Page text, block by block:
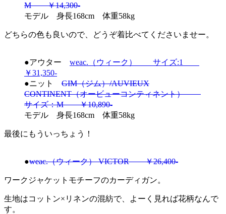
M ￥14,300-
モデル 身長168cm 体重58kg
どちらの色も良いので、どうぞ着比べてくださいませー。
●アウター weac.（ウィーク） サイズ:1
￥31,350-
●ニット GIM（ジム）/AUVIEUX
CONTINENT（オービューコンティネント）
サイズ：M ￥10,890-
モデル 身長168cm 体重58kg
最後にもういっちょう！
●weac.（ウィーク） VICTOR ￥26,400-
ワークジャケットモチーフのカーディガン。
生地はコットン×リネンの混紡で、よーく見れば花柄なんで
す。